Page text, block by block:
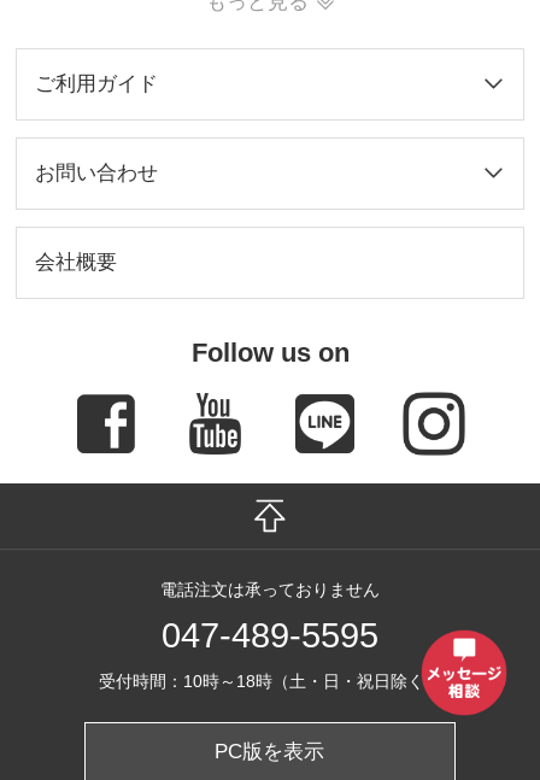
心の傷を癒す効果があり、家族の集まる居間などに置
くことで家庭円満をもたらすとされます。神聖な石で
あると同時に「幸運の石」として、崇めてきたとされ
ています。
ご利用ガイド
お問い合わせ
会社概要
Follow us on
電話注文は承っておりません
047-489-5595
受付時間：10時～18時（土・日・祝日除く）
PC版を表示